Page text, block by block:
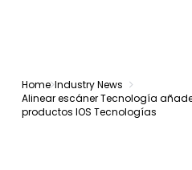
Home Industry News
Alinear escáner Tecnología
productos IOS Tecnologías